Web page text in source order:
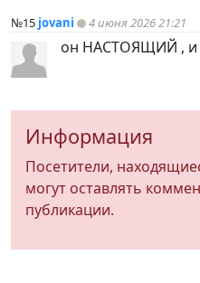
№15 jovani 4 июня 2026 21:21
он НАСТОЯЩИЙ , и
Информация
Посетители,
могут оставлять
публикации.